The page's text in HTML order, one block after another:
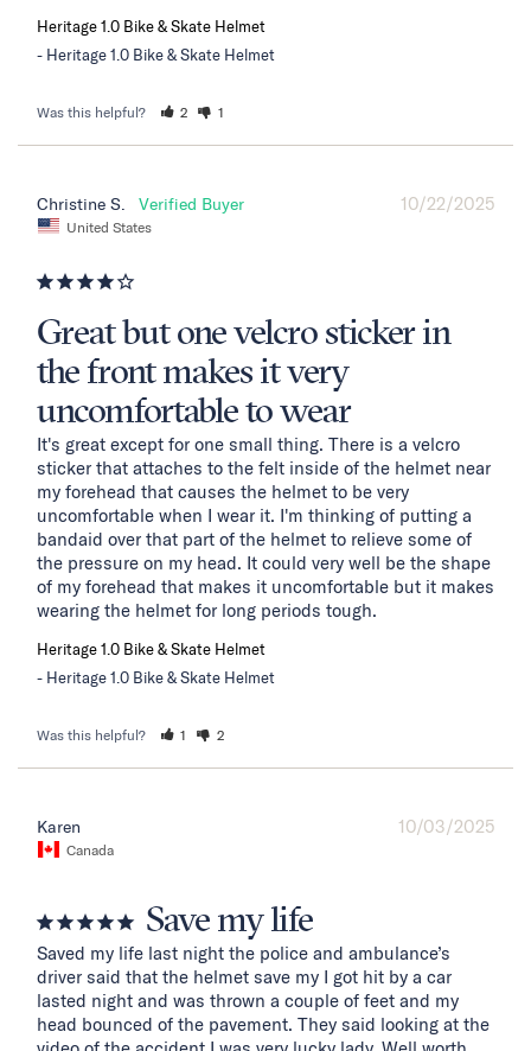
Heritage 1.0 Bike & Skate Helmet
Heritage 1.0 Bike & Skate Helmet
Was this helpful? 2 1
10/22/2025
Christine S.
United States
Great but one velcro sticker in
the front makes it very
uncomfortable to wear
It's great except for one small thing. There is a velcro
sticker that attaches to the felt inside of the helmet near
my forehead that causes the helmet to be very
uncomfortable when I wear it. I'm thinking of putting a
bandaid over that part of the helmet to relieve some of
the pressure on my head. It could very well be the shape
of my forehead that makes it uncomfortable but it makes
wearing the helmet for long periods tough.
Heritage 1.0 Bike & Skate Helmet
Heritage 1.0 Bike & Skate Helmet
Was this helpful? 1 2
10/03/2025
Karen
Canada
Save my life
Saved my life last night the police and ambulance’s
driver said that the helmet save my I got hit by a car
lasted night and was thrown a couple of feet and my
head bounced of the pavement. They said looking at the